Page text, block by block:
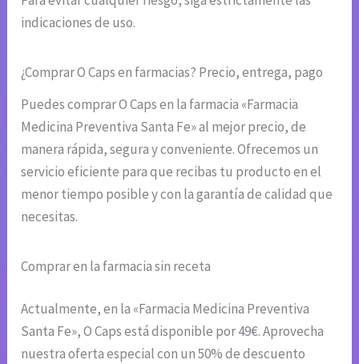
indicaciones de uso.
¿Comprar O Caps en farmacias? Precio, entrega, pago
Puedes comprar O Caps en la farmacia «Farmacia
Medicina Preventiva Santa Fe» al mejor precio, de
manera rápida, segura y conveniente. Ofrecemos un
servicio eficiente para que recibas tu producto en el
menor tiempo posible y con la garantía de calidad que
necesitas.
Comprar en la farmacia sin receta
Actualmente, en la «Farmacia Medicina Preventiva
Santa Fe», O Caps está disponible por 49€. Aprovecha
nuestra oferta especial con un 50% de descuento